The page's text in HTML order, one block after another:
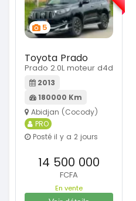
5
Toyota Prado
Prado 2.0L moteur d4d
2013
180000 Km
Abidjan (Cocody)
PRO
Posté il y a 2 jours
14 500 000
FCFA
En vente